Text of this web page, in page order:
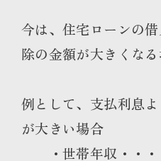
今は、住宅ローンの
除の金額が大きくなる
例として、支払利息
が大きい場合
・世帯年収・・・